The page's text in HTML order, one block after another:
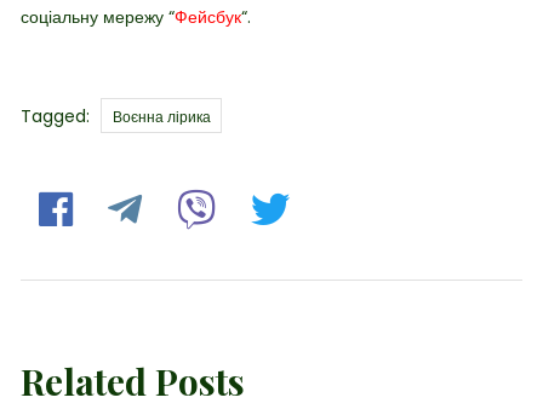
соціальну мережу “Фейсбук“.
Tagged: Tags
Воєнна лірика
Related Posts